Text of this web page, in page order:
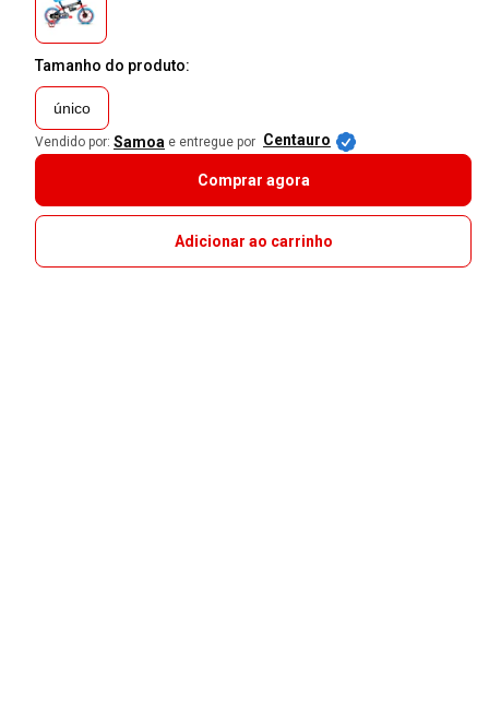
Tamanho do produto:
único
Vendido por: Samoa e entregue por Centauro
Comprar agora
Adicionar ao carrinho